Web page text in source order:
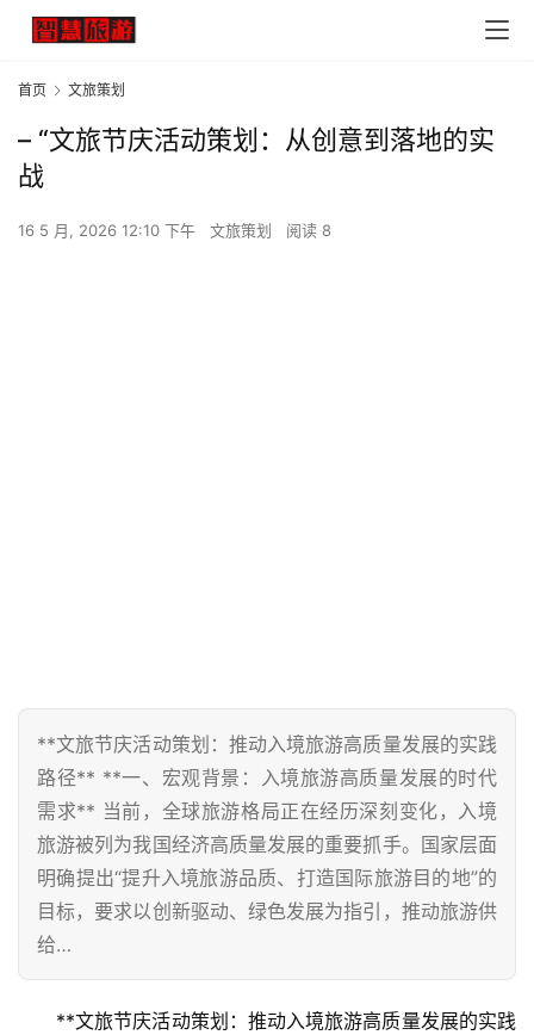
首页 文旅策划
– “文旅节庆活动策划：从创意到落地的实
战
16 5 月, 2026 12:10 下午 文旅策划 阅读 8
**文旅节庆活动策划：推动入境旅游高质量发展的实践
路径** **一、宏观背景：入境旅游高质量发展的时代
需求** 当前，全球旅游格局正在经历深刻变化，入境
旅游被列为我国经济高质量发展的重要抓手。国家层面
明确提出“提升入境旅游品质、打造国际旅游目的地”的
目标，要求以创新驱动、绿色发展为指引，推动旅游供
给…
**文旅节庆活动策划：推动入境旅游高质量发展的实践